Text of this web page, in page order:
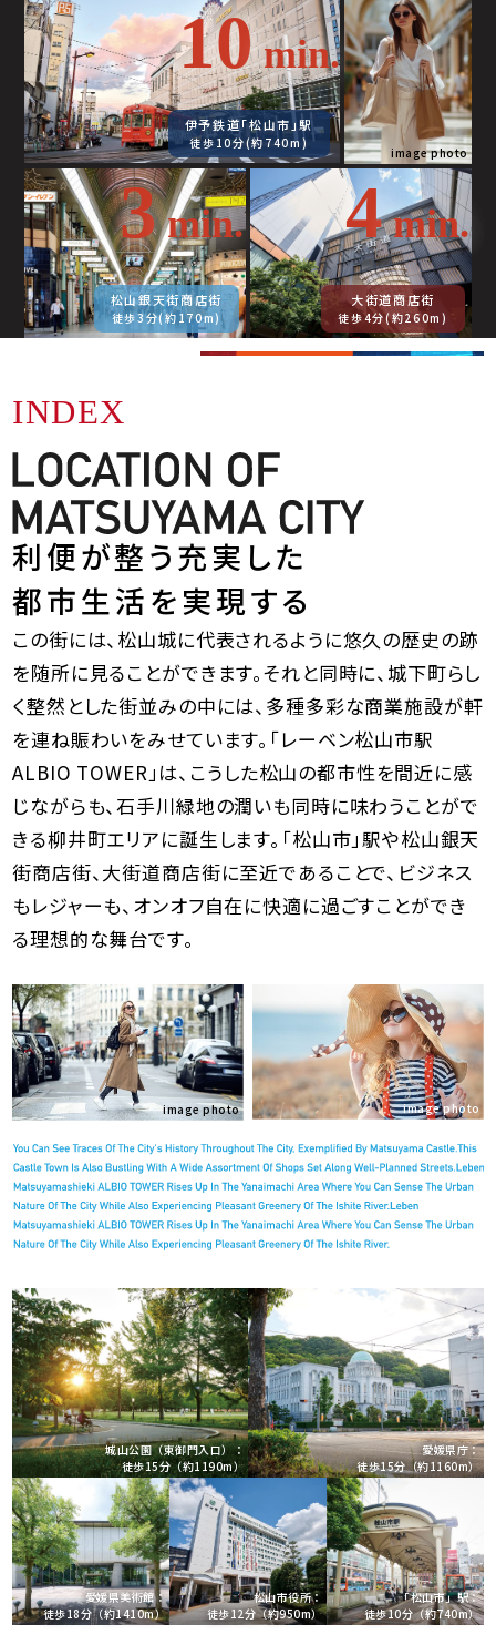
10min.
伊予鉄道｢松山市｣駅
徒歩10分(約740m)
image photo
3min.
松山銀天街商店街
徒歩3分(約170m)
4min.
大街道商店街
徒歩4分(約260m)
INDEX
利便が整う充実した
都市生活を実現する
この街には、松山城に代表されるように悠久の歴史の跡
を随所に見ることができます。それと同時に、城下町らし
く整然とした街並みの中には、多種多彩な商業施設が軒
を連ね賑わいをみせています。「レーベン松山市駅
ALBIO TOWER」は、こうした松山の都市性を間近に感
じながらも、石手川緑地の潤いも同時に味わうことがで
きる柳井町エリアに誕生します。「松山市」駅や松山銀天
街商店街、大街道商店街に至近であることで、ビジネス
もレジャーも、オンオフ自在に快適に過ごすことができ
る理想的な舞台です。
image photo image photo
城山公園（東御門入口）：
徒歩15分（約1190m）
愛媛県庁：
徒歩15分（約1160m）
愛媛県美術館：
徒歩18分（約1410m）
松山市役所：
徒歩12分（約950m）
「松山市」駅：
徒歩10分（約740m）